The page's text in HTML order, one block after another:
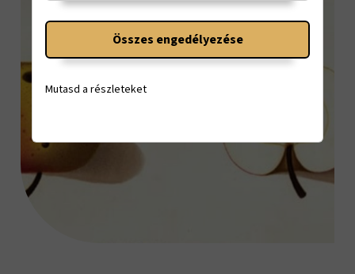
Összes engedélyezése
Mutasd a részleteket